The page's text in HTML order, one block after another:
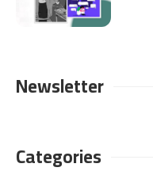
Newsletter
Categories